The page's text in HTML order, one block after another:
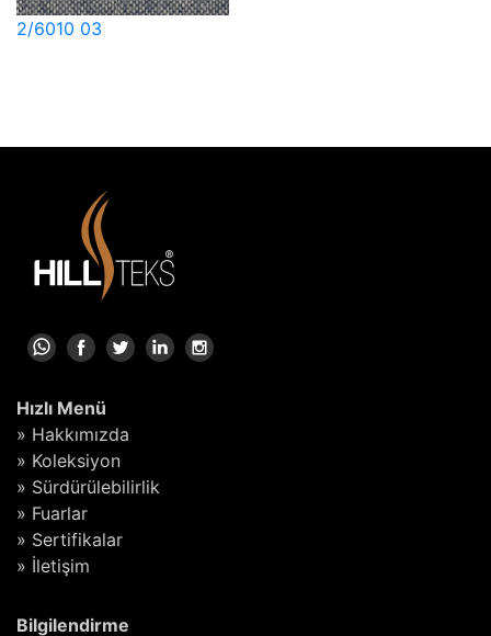
2/6010 03
Hızlı Menü
» Hakkımızda
» Koleksiyon
» Sürdürülebilirlik
» Fuarlar
» Sertifikalar
» İletişim
Bilgilendirme